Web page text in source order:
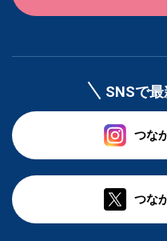
SNSで
つな
つな